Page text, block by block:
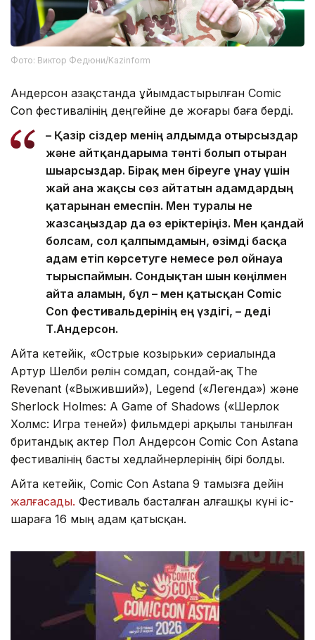
Фото: Виктор Федюни/Kazinform
Андерсон Қазақстанда ұйымдастырылған Comic
Con фестивалінің деңгейіне де жоғары баға берді.
– Қазір сіздер менің алдымда отырсыздар
және айтқандарыма тәнті болып отырған
шығарсыздар. Бірақ мен біреуге ұнау үшін
жай ғана жақсы сөз айтатын адамдардың
қатарынан емеспін. Мен туралы не
жазсаңыздар да өз еріктеріңіз. Мен қандай
болсам, сол қалпымдамын, өзімді басқа
адам етіп көрсетуге немесе рөл ойнауға
тырыспаймын. Сондықтан шын көңілмен
айта аламын, бұл – мен қатысқан Comic
Con фестивальдерінің ең үздігі, – деді
Т.Андерсон.
Айта кетейік, «Острые козырьки» сериалында
Артур Шелби рөлін сомдап, сондай-ақ The
Revenant («Выживший»), Legend («Легенда») және
Sherlock Holmes: A Game of Shadows («Шерлок
Холмс: Игра теней») фильмдері арқылы танылған
британдық актер Пол Андерсон Comic Con Astana
фестивалінің басты хедлайнерлерінің бірі болды.
Айта кетейік, Comic Con Astana 9 тамызға дейін
жалғасады. Фестиваль басталған алғашқы күні іс-
шараға 16 мың адам қатысқан.